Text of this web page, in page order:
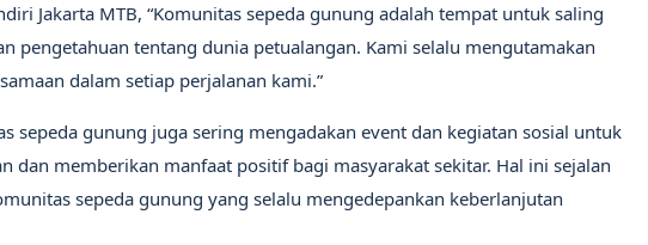
Jakarta MTB, “Komunitas sepeda gunung adalah tempat untuk saling
pengetahuan tentang dunia petualangan. Kami selalu mengutamakan
dalam setiap perjalanan kami.”
sepeda gunung juga sering mengadakan event dan kegiatan sosial untuk
dan memberikan manfaat positif bagi masyarakat sekitar. Hal ini sejalan
sepeda gunung yang selalu mengedepankan keberlanjutan